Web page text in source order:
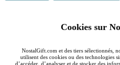
Cookies sur
NostalGift.com et des tiers sélectionnés,
utilisent des cookies ou des technologies
d’accéder, d’analyser et de stocker des